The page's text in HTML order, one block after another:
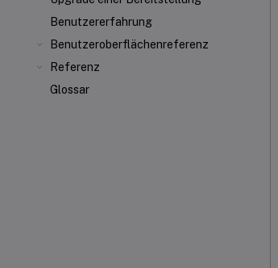
Benutzererfahrung
Benutzeroberflächenreferenz
Referenz
Glossar